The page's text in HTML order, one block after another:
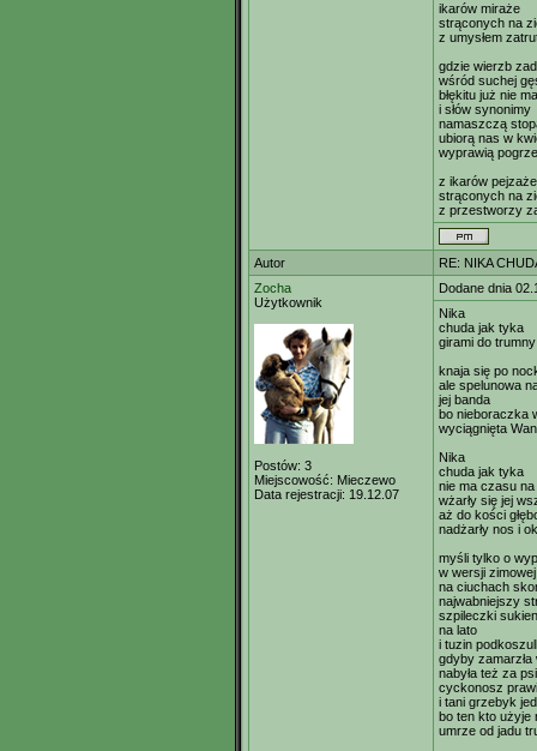
ikarów miraże
strąconych na
z umysłem
gdzie wierzb
wśród suchej
błękitu już nie ma
i słów synonimy
namaszczą
ubiorą nas w
wyprawią
z ikarów pejzaże
strąconych na
z przestworzy
Autor
RE: NIKA
Zocha
Użytkownik
Postów: 3
Miejscowość: Mieczewo
Data rejestracji: 19.12.07
Dodane dnia
Nika
chuda jak tyka
girami do
knaja się po
ale spelunowa
jej banda
bo nieboraczka
wyciągnięta
Nika
chuda jak tyka
nie ma czasu
wżarły się jej
aż do kości
nadżarły nos i
myśli tylko o
w wersji
na ciuchach
najwabniejszy
szpileczki
na lato
i tuzin
gdyby
nabyła też za
cyckonosz
i tani grzebyk
bo ten kto użyje
umrze od jadu